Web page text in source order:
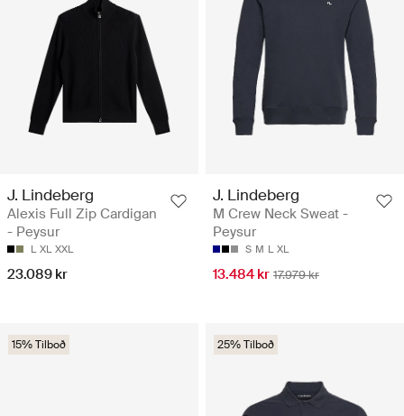
J. Lindeberg
Alexis Full Zip Cardigan
- Peysur
L XL XXL
23.089 kr
J. Lindeberg
M Crew Neck Sweat -
Peysur
S M L XL
13.484 kr 17.979 kr
15% Tilboð 25% Tilboð